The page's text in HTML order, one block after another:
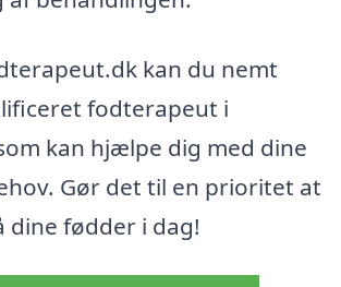
kan du nemt
fodterapeut i
kan hjælpe dig med dine
Gør det til en prioritet at
dine fødder i dag!